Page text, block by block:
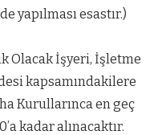
yapılması esastır.)
Olacak İşyeri, İşletme
kapsamındakilere
Kurullarınca en geç
kadar alınacaktır.